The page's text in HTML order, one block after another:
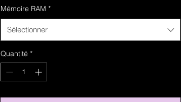
Mémoire RAM *
Sélectionner
Quantité *